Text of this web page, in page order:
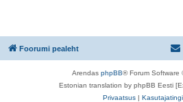
Foorumi pealeht
Arendas phpBB® Forum Software
Estonian translation by phpBB Eesti
Privaatsus |